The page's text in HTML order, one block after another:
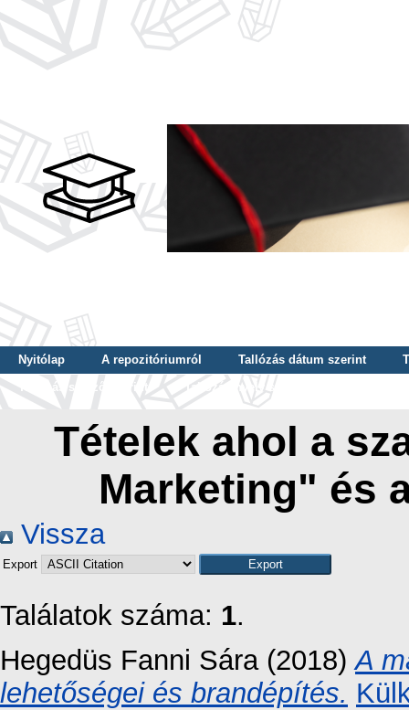
Nyitólap A repozitóriumról Tallózás dátum szerint
Tallózás szerző szerint
Tallózás nyelv szerint
Tételek ahol a
Marketing" és
Vissza
Export
Találatok száma: 1.
Hegedüs Fanni Sára (2018)A
lehetőségei és brandépítés.